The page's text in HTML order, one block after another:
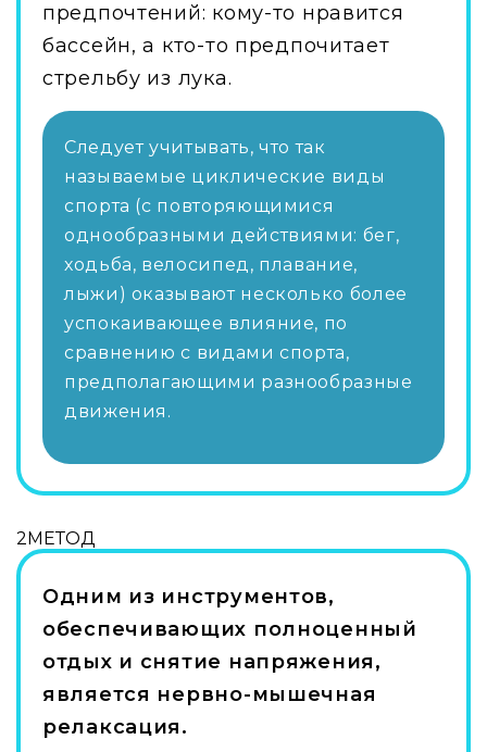
предпочтений: кому-то нравится
бассейн, а кто-то предпочитает
стрельбу из лука.
Следует учитывать, что так
называемые циклические виды
спорта (с повторяющимися
однообразными действиями: бег,
ходьба, велосипед, плавание,
лыжи) оказывают несколько более
успокаивающее влияние, по
сравнению с видами спорта,
предполагающими разнообразные
движения.
2МЕТОД
Одним из инструментов,
обеспечивающих полноценный
отдых и снятие напряжения,
является нервно-мышечная
релаксация.